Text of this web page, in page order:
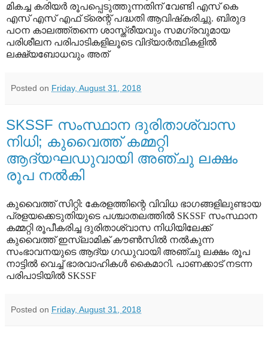
മികച്ച കരിയര്‍ രൂപപ്പെടുത്തുന്നതിന് വേണ്ടി എസ് കെ
എസ് എസ് എഫ് ട്രെന്റ് പദ്ധതി ആവിഷ്‌കരിച്ചു. ബിരുദ
പഠന കാലത്ത്തന്നെ ശാസ്ത്രീയവും സമഗ്രവുമായ
പരിശീലന പരിപാടികളിലൂടെ വിദ്യാര്‍ത്ഥികളില്‍
ലക്ഷ്യബോധവും അത്
Posted on Friday, August 31, 2018
SKSSF സംസ്ഥാന ദുരിതാശ്വാസ
നിധി; കുവൈത്ത് കമ്മറ്റി
ആദ്യഘഡുവായി അഞ്ചു ലക്ഷം
രൂപ നല്‍കി
കുവൈത്ത് സിറ്റി: കേരളത്തിന്റെ വിവിധ ഭാഗങ്ങളിലുണ്ടായ
പ്രളയക്കെടുതിയുടെ പശ്ചാതലത്തില്‍ SKSSF സംസ്ഥാന
കമ്മറ്റി രൂപീകരിച്ച ദുരിതാശ്വാസ നിധിയിലേക്ക്
കുവൈത്ത് ഇസ്‌ലാമിക് കൗൺസിൽ നല്‍കുന്ന
സംഭാവനയുടെ ആദ്യ ഗഡുവായി അഞ്ചു ലക്ഷം രൂപ
നാട്ടില്‍ വെച്ച് ഭാരവാഹികള്‍ കൈമാറി. പാണക്കാട് നടന്ന
പരിപാടിയിൽ SKSSF
Posted on Friday, August 31, 2018